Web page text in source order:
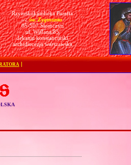
Rzymskokatolicka Parafia
pw.św. Zygmunta
05-507 Słomczyn
ul. Wiślana 85
dekanat konstanciński
archidiecezja warszawska